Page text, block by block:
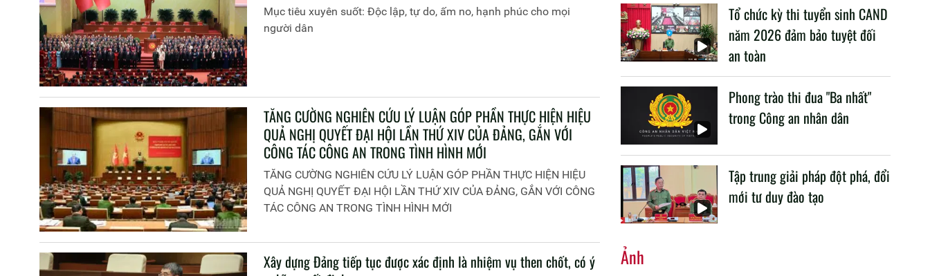
Mục tiêu xuyên suốt: Độc lập, tự do, ấm no, hạnh phúc cho mọi
người dân
TĂNG CƯỜNG NGHIÊN CỨU LÝ LUẬN GÓP PHẦN THỰC HIỆN HIỆU
QUẢ NGHỊ QUYẾT ĐẠI HỘI LẦN THỨ XIV CỦA ĐẢNG, GẮN VỚI
CÔNG TÁC CÔNG AN TRONG TÌNH HÌNH MỚI
TĂNG CƯỜNG NGHIÊN CỨU LÝ LUẬN GÓP PHẦN THỰC HIỆN HIỆU
QUẢ NGHỊ QUYẾT ĐẠI HỘI LẦN THỨ XIV CỦA ĐẢNG, GẮN VỚI CÔNG
TÁC CÔNG AN TRONG TÌNH HÌNH MỚI
Xây dựng Đảng tiếp tục được xác định là nhiệm vụ then chốt, có ý
Bộ về một số nội dung liên quan đến công tác giáo dục
và đào tạo của lực lượng CAND.Tổ chức kỳ thi tuyển sinh CAND
năm 2026 đảm bảo tuyệt đối
an toàn
Phong trào thi đua "Ba nhất"
trong Công an nhân dân
Tập trung giải pháp đột phá, đổi
mới tư duy đào tạo
Ảnh